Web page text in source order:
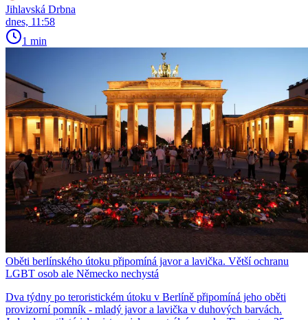
Jihlavská Drbna
dnes, 11:58
1 min
Oběti berlínského útoku připomíná javor a lavička. Větší ochranu
LGBT osob ale Německo nechystá
Dva týdny po teroristickém útoku v Berlíně připomíná jeho oběti
provizorní pomník - mladý javor a lavička v duhových barvách.